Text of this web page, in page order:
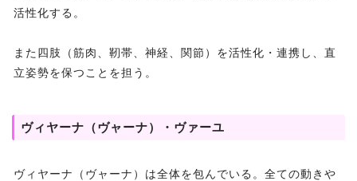
活性化する。
また四肢（筋肉、靭帯、神経、関節）を活性化・連携し、直
立姿勢を保つことを担う。
ヴィヤーナ（ヴャーナ）・ヴァーユ
ヴィヤーナ（ヴャーナ）は全体を包んでいる。全ての動きや